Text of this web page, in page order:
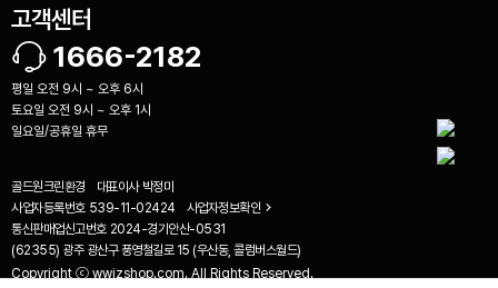
고객센터
1666-2182
평일 오전 9시 ~ 오후 6시
토요일 오전 9시 ~ 오후 1시
일요일/공휴일 휴무
골드원크린환경 대표이사 박정미
사업자등록번호 539-11-02424
사업자정보확인
통신판매업신고번호 2024-경기안산-0531
(62355) 광주 광산구 풍영철길로 15 (우산동, 콜럼버스월드)
Copyright ⓒ wwizshop.com. All Rights Reserved.
비교하기(0)